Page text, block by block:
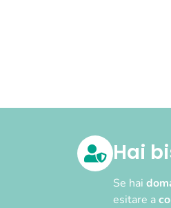
Hai
Se hai
esitare a